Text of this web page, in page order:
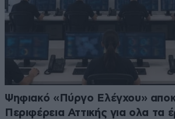
Ψηφιακό «Πύργο Ελέγχου»
Περιφέρεια Αττικής για ολα τα